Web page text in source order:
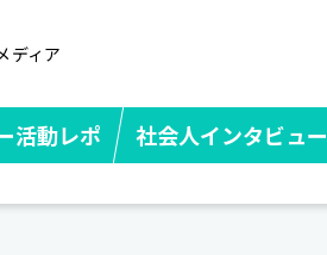
ディア
活動レポ 社会人インタビュー